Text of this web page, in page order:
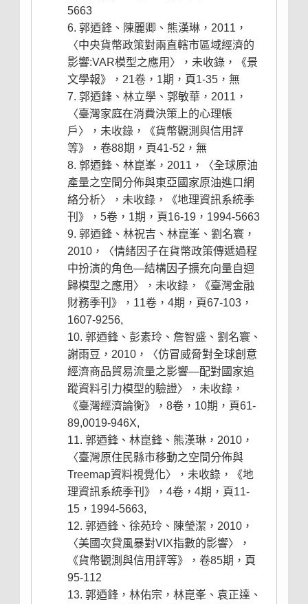
5663
郭迺鋒、陳麗卿、熊漢琳，2011，
〈中央貨幣政策對兩直轄市區域經濟的
影響:VAR模型之應用〉，未收錄，《景
文學報》，21卷，1期，頁1-35，無
郭迺鋒、林立學、郭敏華，2011，
〈臺灣家庭在消費決策上的心理帳
戶〉，未收錄，《貨幣觀測與信用評
等》，卷88期，頁41-52，無
郭迺鋒、林崑峯，2011，〈全球原油
產量之空間分佈與東亞國家原油進口網
絡分析〉，未收錄，《地理資訊系統季
刊》，5卷，1期，頁16-19，1994-5663
郭迺鋒、林祝吉、林崑峯、劉名寰，
2010，〈情緒因子在貨幣政策傳遞過程
中扮演的角色—結構因子擴充向量自迴
歸模型之應用〉，未收錄，《臺灣金融
財務季刊》，11卷，4期，頁67-103，
1607-9256,
郭迺鋒、彭素玲、詹智盛、劉名寰、
謝雨豆，2010，〈仿冒威脅對全球創意
經濟商品貿易流量之影響—配對國家追
蹤資料引力模型的驗證〉，未收錄，
《臺灣經濟論衡》，8卷，10期，頁61-
89,0019-946X,
郭迺鋒、林崑鋒、熊漢琳，2010，
〈臺灣原住民縣市移動之空間分佈與
Treemap資料視覺化〉，未收錄，《地
理資訊系統季刊》，4卷，4期，頁11-
15，1994-5663,
郭迺鋒、徐苑玲、陳瑩潔，2010，
〈美國次貸風暴對VIX指數的影響〉，
《貨幣觀測與信用評等》，卷85期，頁
95-112
郭迺鋒，林佑宗，林崑峯、袁正達、